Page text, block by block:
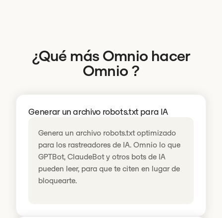
¿Qué más Omnio hacer
Omnio ?
Generar un archivo robots.txt para IA
Genera un archivo robots.txt optimizado
para los rastreadores de IA. Omnio lo que
GPTBot, ClaudeBot y otros bots de IA
pueden leer, para que te citen en lugar de
bloquearte.